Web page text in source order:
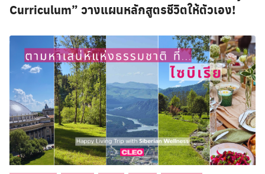
Curriculum” วางแผนหลักสูตรชีวิตให้ตัวเอง!